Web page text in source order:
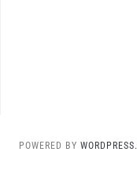
POWERED BY WORDPRESS.